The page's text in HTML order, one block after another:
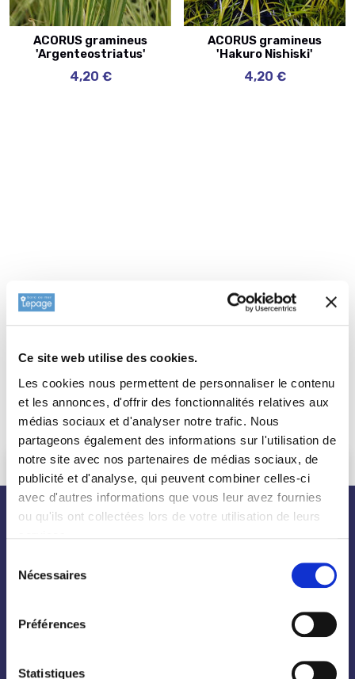
Ce site web utilise des cookies.
Les cookies nous permettent de personnaliser le contenu
et les annonces, d'offrir des fonctionnalités relatives aux
médias sociaux et d'analyser notre trafic. Nous
partageons également des informations sur l'utilisation de
notre site avec nos partenaires de médias sociaux, de
publicité et d'analyse, qui peuvent combiner celles-ci
avec d'autres informations que vous leur avez fournies
ou qu'ils ont collectées lors de votre utilisation de leurs
Nécessaires
Préférences
Statistiques
ACORUS gramineus
'Argenteostriatus'
4,20 €
ACORUS gramineus
'Hakuro Nishiski'
4,20 €
nos plantes
Arbres
Palmiers